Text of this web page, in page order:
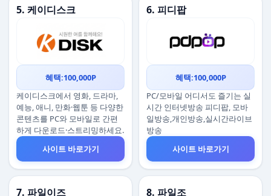
5. 케이디스크
혜택:100,000P
케이디스크에서 영화, 드라마,
예능, 애니, 만화·웹툰 등 다양한
콘텐츠를 PC와 모바일로 간편
하게 다운로드·스트리밍하세요.
사이트 바로가기
6. 피디팝
혜택:100,000P
PC/모바일 어디서도 즐기는 실
시간 인터넷방송 피디팝, 모바
일방송,개인방송,실시간라이브
방송
사이트 바로가기
7. 파일이즈 8. 파일조